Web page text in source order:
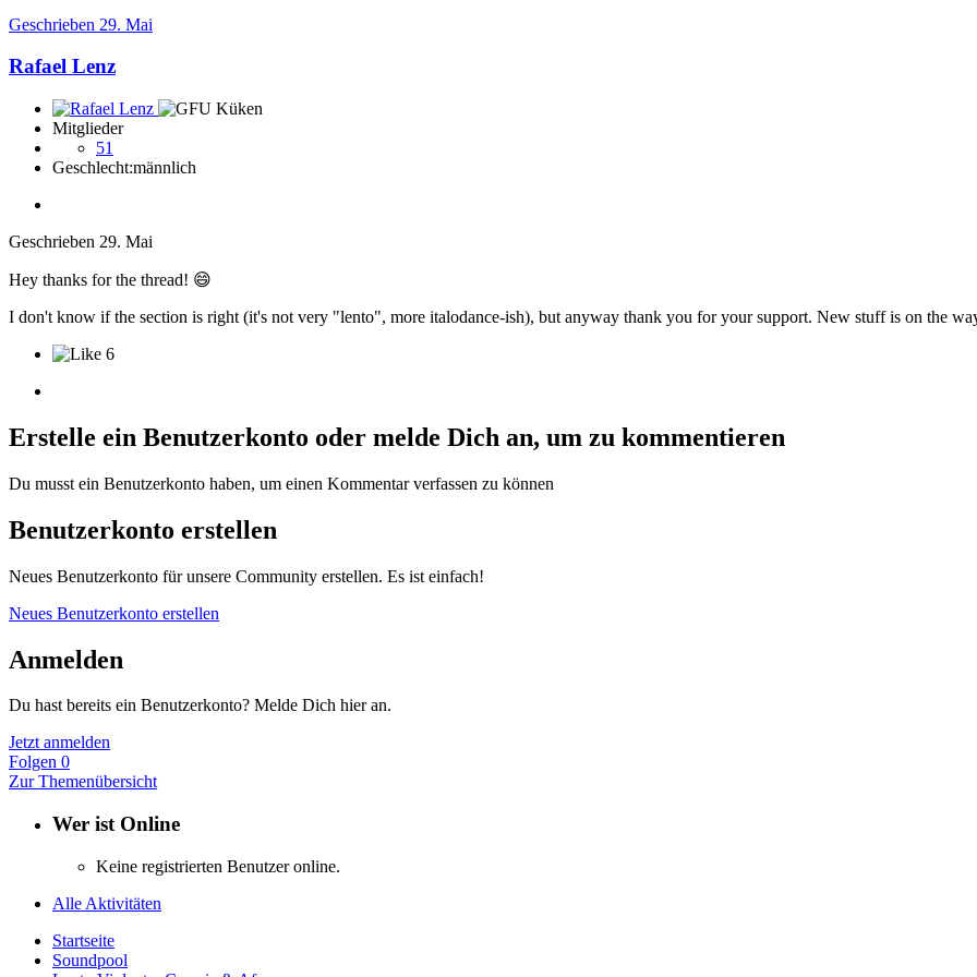
Geschrieben 29. Mai
Rafael Lenz
Mitglieder
51
Geschlecht:männlich
Geschrieben 29. Mai
Hey thanks for the thread! 😄
I don't know if the section is right (it's not very "lento", more italodance-ish), but anyway thank you for your support. New stuff is on the
6
Erstelle ein Benutzerkonto oder melde Dich an, um zu kommentieren
Du musst ein Benutzerkonto haben, um einen Kommentar verfassen zu können
Benutzerkonto erstellen
Neues Benutzerkonto für unsere Community erstellen. Es ist einfach!
Neues Benutzerkonto erstellen
Anmelden
Du hast bereits ein Benutzerkonto? Melde Dich hier an.
Jetzt anmelden
Folgen 0
Zur Themenübersicht
Wer ist Online
Keine registrierten Benutzer online.
Alle Aktivitäten
Startseite
Soundpool